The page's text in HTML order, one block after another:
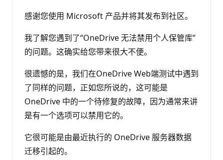
感谢您使用 Microsoft 产品并将其发布到社区。
我了解您遇到了“OneDrive 无法禁用个人保管库”
的问题。这确实给您带来很大不便。
很遗憾的是，我们在OneDrive Web端测试中遇到
了同样的问题，正如您所说的，这可能是
OneDrive 中的一个待修复的故障，因为通常来讲
是有一个选项可以禁用它的。
它很可能是由最近执行的 OneDrive 服务器数据
迁移引起的。